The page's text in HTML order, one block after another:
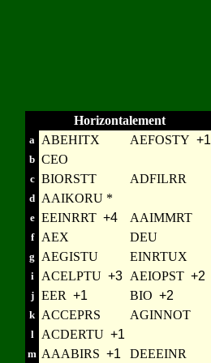
Horizontalement
a ABEHITX AEFOSTY +1
b CEO
c BIORSTT ADFILRR
d AAIKORU *
e EEINRRT +4 AAIMMRT
f AEX DEU
g AEGISTU EINRTUX
i ACELPTU +3 AEIOPST +2
j EER +1 BIO +2
k ACCEPRS AGINNOT
l ACDERTU +1
m AAABIRS +1 DEEEINR